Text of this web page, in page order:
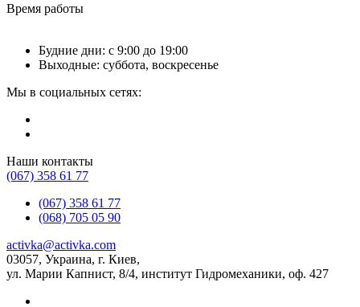
Время работы
Будние дни: с 9:00 до 19:00
Выходные: суббота, воскресенье
Мы в социальных сетях:
Наши контакты
(067) 358 61 77
(067) 358 61 77
(068) 705 05 90
activka@activka.com
03057, Украина, г. Киев,
ул. Марии Капнист, 8/4, институт Гидромеханики, оф. 427